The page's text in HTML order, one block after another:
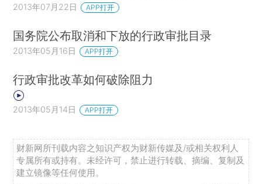
2013年07月22日 APP打开
国务院公布取消和下放的行政审批目录
2013年05月16日 APP打开
行政审批改革如何破除阻力
2013年05月14日 APP打开
财新网所刊载内容之知识产权为财新传媒及/或相关权利人
专属所有或持有。未经许可，禁止进行转载、摘编、复制及
建立镜像等任何使用。